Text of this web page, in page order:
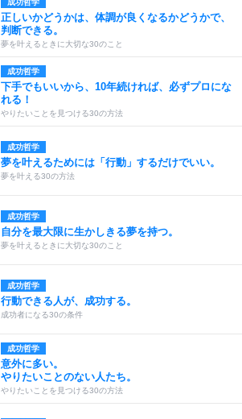
成功哲学
正しいかどうかは、体調が良くなるかどうかで、
判断できる。
夢を叶えるときに大切な30のこと
成功哲学
下手でもいいから、10年続ければ、必ずプロにな
れる！
やりたいことを見つける30の方法
成功哲学
夢を叶えるためには「行動」するだけでいい。
夢を叶える30の方法
成功哲学
自分を最大限に生かしきる夢を持つ。
夢を叶えるときに大切な30のこと
成功哲学
行動できる人が、成功する。
成功者になる30の条件
成功哲学
意外に多い。
やりたいことのない人たち。
やりたいことを見つける30の方法